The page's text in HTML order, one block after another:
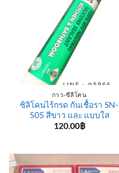
กาว-ซีลีโคน
ซิลิโคนไร้กรด กันเชื้อรา SN-
505 สีขาว และ แบบใส
120.00฿